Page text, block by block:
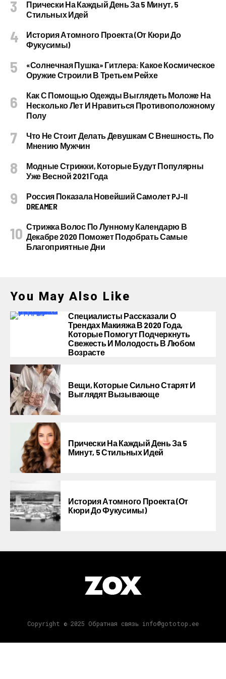
Прически На Каждый День За 5 Минут, 5
Стильных Идей
История Атомного Проекта (от Кюри До
Фукусимы)
«Солнечная Пушка» Гитлера: Какое Космическое
Оружие Строили В Третьем Рейхе
Как С Помощью Одежды Выглядеть Моложе На
Несколько Лет И Нравиться Противоположному
Полу
Что Не Стоит Делать Девушкам С Внешность, По
Мнению Мужчин
Модные Стрижки, Которые Будут Популярны
Уже Весной 2021 Года
Россия Показала Новейший Самолет PJ–II
DREAMER
Стрижка Волос По Лунному Календарю В
Декабре 2020 Поможет Подобрать Самые
Благоприятные Дни
You May Also Like
Специалисты Рассказали О
Трендах Макияжа В 2020 Года,
Которые Помогут Подчеркнуть
Свежесть И Молодость В Любом
Возрасте
Вещи, Которые Сильно Старят И
Выглядят Вызывающе
Прически На Каждый День За 5
Минут, 5 Стильных Идей
История Атомного Проекта (от
Кюри До Фукусимы)
Copyright © 2025 Обратная связь info@gototop.ee